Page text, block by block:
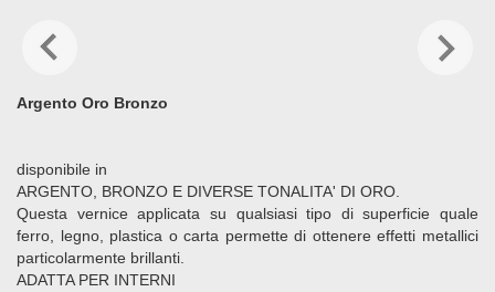
Argento Oro Bronzo
disponibile in
ARGENTO, BRONZO E DIVERSE TONALITA' DI ORO.
Questa vernice applicata su qualsiasi tipo di superficie quale
ferro, legno, plastica o carta permette di ottenere effetti metallici
particolarmente brillanti.
ADATTA PER INTERNI